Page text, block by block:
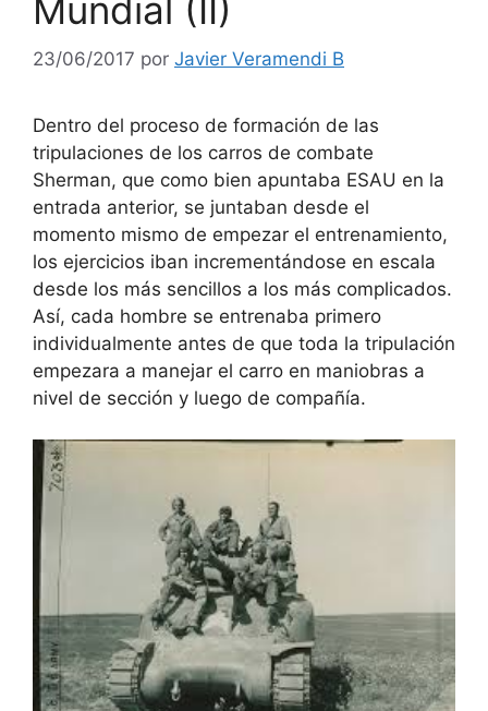
Mundial (II)
23/06/2017 por Javier Veramendi B
Dentro del proceso de formación de las
tripulaciones de los carros de combate
Sherman, que como bien apuntaba ESAU en la
entrada anterior, se juntaban desde el
momento mismo de empezar el entrenamiento,
los ejercicios iban incrementándose en escala
desde los más sencillos a los más complicados.
Así, cada hombre se entrenaba primero
individualmente antes de que toda la tripulación
empezara a manejar el carro en maniobras a
nivel de sección y luego de compañía.